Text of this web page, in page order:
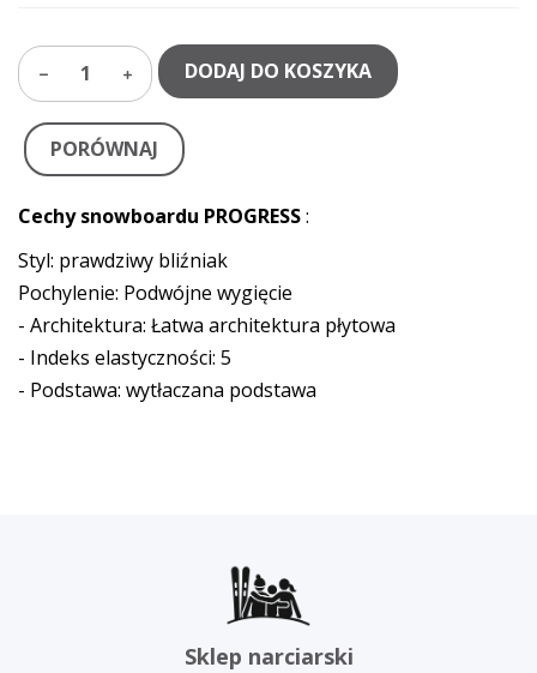
1 DODAJ DO KOSZYKA
PORÓWNAJ
Cechy snowboardu PROGRESS:
Styl: prawdziwy bliźniak
Pochylenie: Podwójne wygięcie
- Architektura: Łatwa architektura płytowa
- Indeks elastyczności: 5
- Podstawa: wytłaczana podstawa
Sklep narciarski